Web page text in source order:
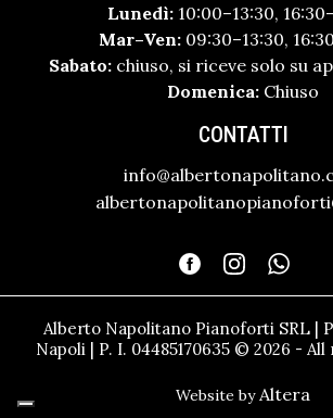
Lunedì: 10:00–13:30,
Mar–Ven:09:30–13:30,
Sabato: chiuso, si riceve solo su
Domenica: Chiuso
CONTATTI
Alberto Napolitano Pianoforti SRL |
Napoli | P. I. 04485170635 © 2026 -
Website by Altera